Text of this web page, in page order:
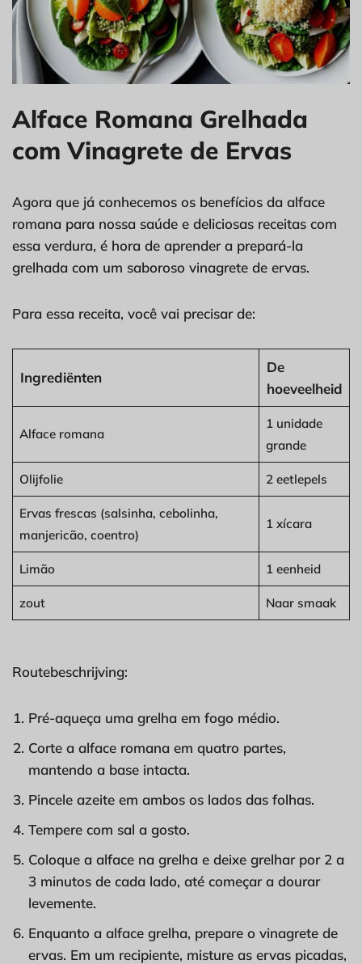
Alface Romana Grelhada
com Vinagrete de Ervas
Agora que já conhecemos os benefícios da alface
romana para nossa saúde e deliciosas receitas com
essa verdura, é hora de aprender a prepará-la
grelhada com um saboroso vinagrete de ervas.
Para essa receita, você vai precisar de:
Ingrediënten
De
hoeveelheid
Alface romana
1 unidade
grande
Olijfolie 2 eetlepels
Ervas frescas (salsinha, cebolinha,
manjericão, coentro)
1 xícara
Limão 1 eenheid
zout Naar smaak
Routebeschrijving:
Pré-aqueça uma grelha em fogo médio.
Corte a alface romana em quatro partes,
mantendo a base intacta.
Pincele azeite em ambos os lados das folhas.
Tempere com sal a gosto.
Coloque a alface na grelha e deixe grelhar por 2 a
3 minutos de cada lado, até começar a dourar
levemente.
Enquanto a alface grelha, prepare o vinagrete de
ervas. Em um recipiente, misture as ervas picadas,